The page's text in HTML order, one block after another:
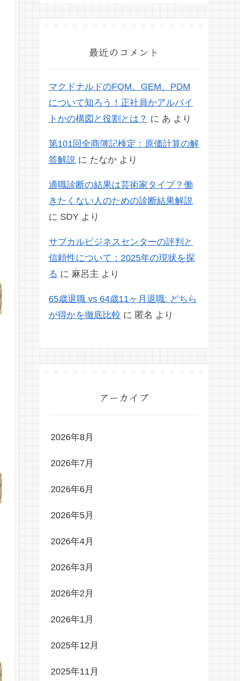
最近のコメント
マクドナルドのFQM、GEM、PDM
について知ろう！正社員かアルバイ
トかの構図と役割とは？ に あ より
第101回全商簿記検定：原価計算の解
答解説 に たなか より
適職診断の結果は芸術家タイプ？働
きたくない人のための診断結果解説
に SDY より
サブカルビジネスセンターの評判と
信頼性について：2025年の現状を探
る に 麻呂主 より
65歳退職 vs 64歳11ヶ月退職: どちら
が得かを徹底比較 に 匿名 より
アーカイブ
2026年8月
2026年7月
2026年6月
2026年5月
2026年4月
2026年3月
2026年2月
2026年1月
2025年12月
2025年11月